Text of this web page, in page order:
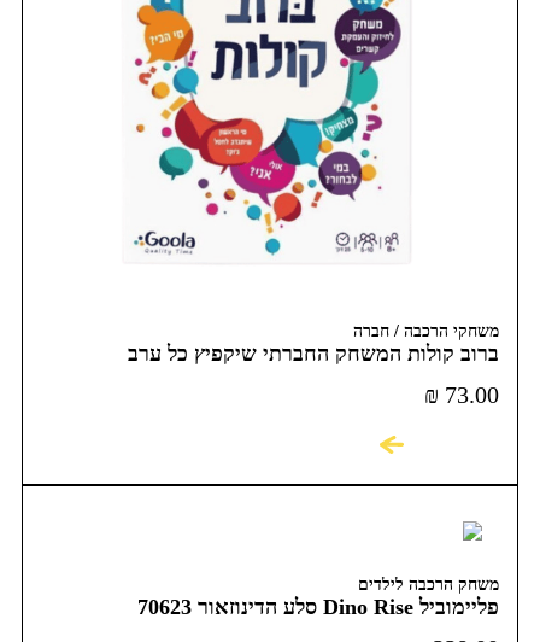
משחקי הרכבה / חברה
ברוב קולות המשחק החברתי שיקפיץ כל ערב
₪ 73.00
משחק הרכבה לילדים
פליימוביל Dino Rise סלע הדינוזאור 70623